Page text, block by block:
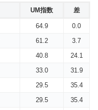
UM指数 差
64.9
0.0
61.2
3.7
40.8
24.1
33.0
31.9
29.5
35.4
29.5
35.4